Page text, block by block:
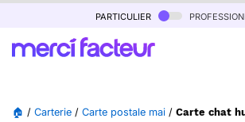
particulier
🏠 / Carterie / Carte postale mai / Carte chat